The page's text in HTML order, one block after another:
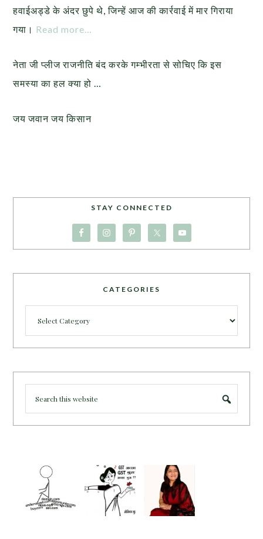
हवाईअड्डे के अंदर छुपे थे, जिन्हें आज की कार्रवाई में मार गिराया
गया। Read more…
नेता जी प्लीज राजनीति बंद करके गम्भीरता से सोचिए कि इस
समस्या का हल क्या हो …
जय जवान जय किसान
STAY CONNECTED
CATEGORIES